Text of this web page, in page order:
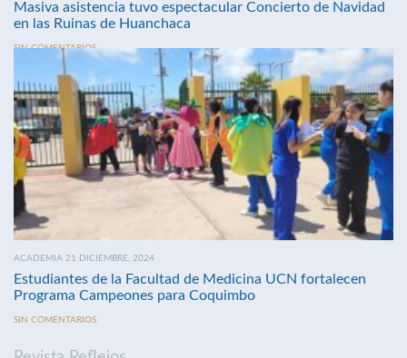
Masiva asistencia tuvo espectacular Concierto de Navidad
en las Ruinas de Huanchaca
SIN COMENTARIOS
ACADEMIA 21 DICIEMBRE, 2024
Estudiantes de la Facultad de Medicina UCN fortalecen
Programa Campeones para Coquimbo
SIN COMENTARIOS